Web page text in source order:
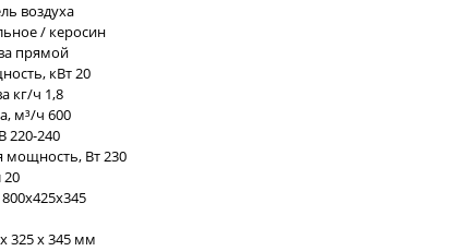
воздуха
/ керосин
прямой
кВт 20
кг/ч 1,8
м³/ч 600
220-240
мощность, Вт 230
325 x 345 мм